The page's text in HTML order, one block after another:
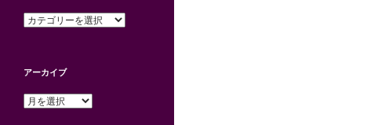
カ
ー
アーカイブ
ア